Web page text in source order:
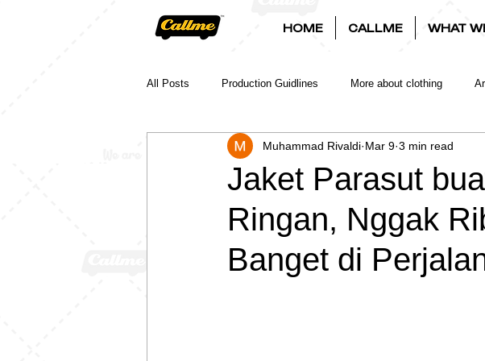
HOME CALLME WHAT
All Posts Production Guidlines More about clothing
Jaket Parasut
Ringan, Nggak
Banget di
Muhammad Rivaldi Mar 9 3 min read